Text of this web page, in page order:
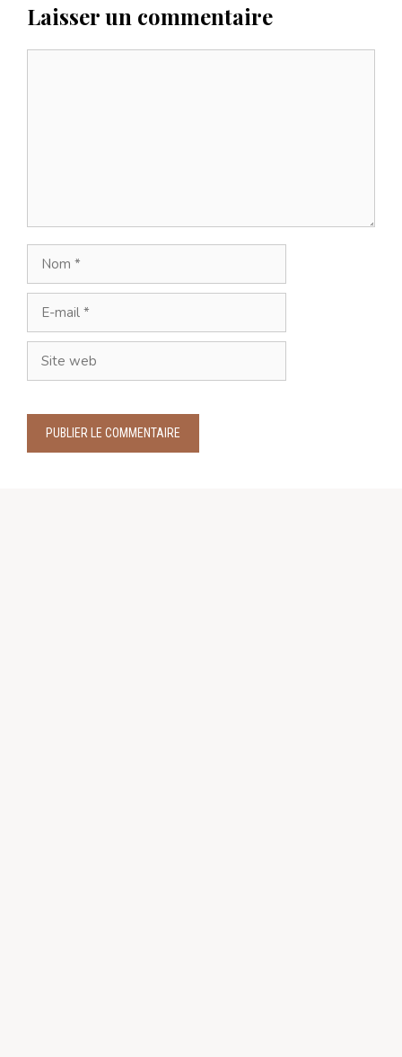
Laisser un commentaire
Nom
mail
Site
web